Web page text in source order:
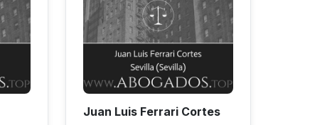
Juan Luis Ferrari Cortes